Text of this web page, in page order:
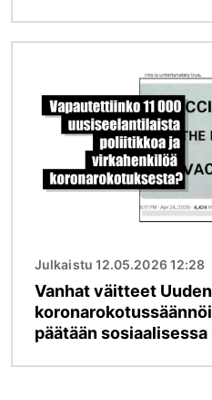
Julkaistu 12.05.2026 12:28
Vanhat väitteet
päätään